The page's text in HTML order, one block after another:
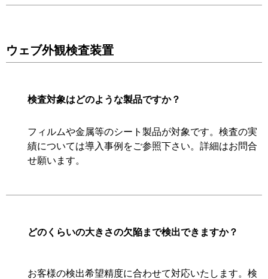
ウェブ外観検査装置
検査対象はどのような製品ですか？
フィルムや金属等のシート製品が対象です。検査の実
績については導入事例をご参照下さい。詳細はお問合
せ願います。
どのくらいの大きさの欠陥まで検出できますか？
お客様の検出希望精度に合わせて対応いたします。検